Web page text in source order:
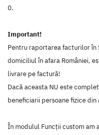
0.
Important!
Pentru raportarea facturilor în
domiciliul în afara României,
livrare pe factură!
Dacă aceasta NU este
beneficiarii persoane fizice din
În modulul Funcții custom am